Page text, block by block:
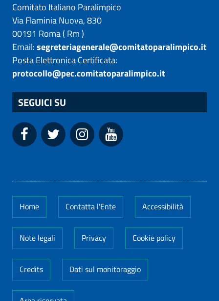
Comitato Italiano Paralimpico
Via Flaminia Nuova, 830
00191 Roma( Rm)
Email:segreteriagenerale@comitatoparalimpico.it
Posta Elettronica Certificata:
protocollo@pec.comitatoparalimpico.it
SEGUICI SU
Home Contatta l'Ente Accessibilità
Note legali Privacy Cookie policy
Credits Dati sul monitoraggio